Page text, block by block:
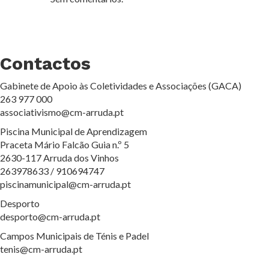
Contactos
Gabinete de Apoio às Coletividades e Associações (GACA)
263 977 000
associativismo@cm-arruda.pt
Piscina Municipal de Aprendizagem
Praceta Mário Falcão Guia n.º 5
2630-117 Arruda dos Vinhos
263978633 / 910694747
piscinamunicipal@cm-arruda.pt
Desporto
desporto@cm-arruda.pt
Campos Municipais de Ténis e Padel
tenis@cm-arruda.pt